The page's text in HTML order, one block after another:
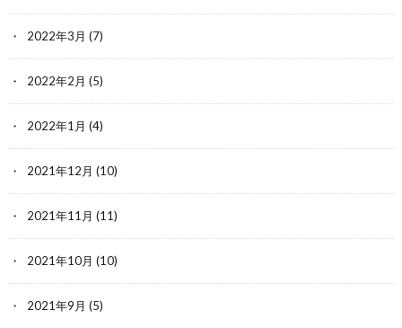
2022年3月 (7)
2022年2月 (5)
2022年1月 (4)
2021年12月 (10)
2021年11月 (11)
2021年10月 (10)
2021年9月 (5)